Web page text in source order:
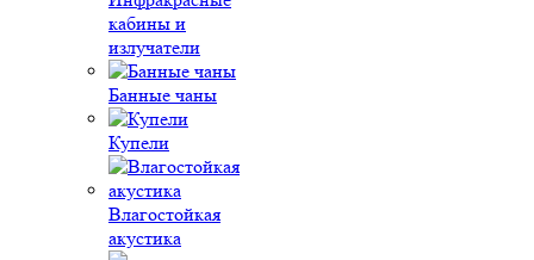
кабины и
излучатели
Банные чаны
Купели
Влагостойкая
акустика